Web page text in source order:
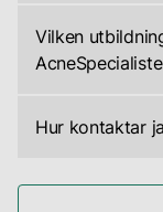
bred
variation
inklusive
rosacea,
hudproblem
är.
en
ge
dig
förståelse
din
enbart
fysiska
i
är
professionella
hudspecialister,
hudläkare.
personal
Vilken
våra
hudspecialister
Hur kontaktar
finns